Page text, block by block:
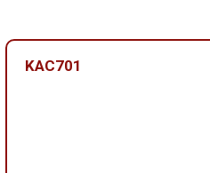
KAC701